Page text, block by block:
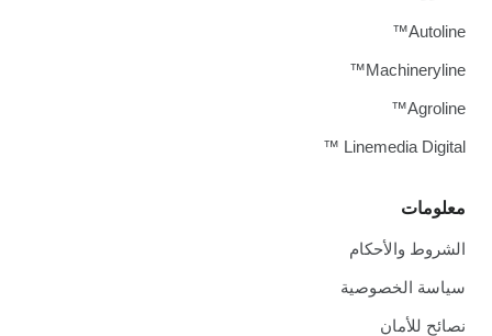
معلومات
الشروط والأحكام
سياسة الخصوصية
نصائح للأمان
Autoline™
Machineryline™
Agroline™
Linemedia Digital ™